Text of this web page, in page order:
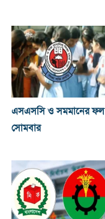
এসএসসি ও সমমানের ফল
সোমবার